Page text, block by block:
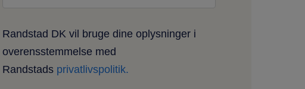
Randstad DK vil bruge dine oplysninger i
overensstemmelse med
Randstads privatlivspolitik.